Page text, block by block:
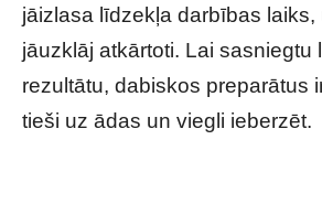
jāizlasa līdzekļa darbības laiks,
jāuzklāj atkārtoti. Lai sasniegtu
rezultātu, dabiskos preparātus
tieši uz ādas un viegli ieberzēt.